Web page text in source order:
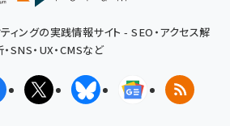
ィングの実践情報サイト - SEO・アクセス解
・SNS・UX・CMSなど
FacebookX(エックス)BlueskyGoogleニュ
RSS